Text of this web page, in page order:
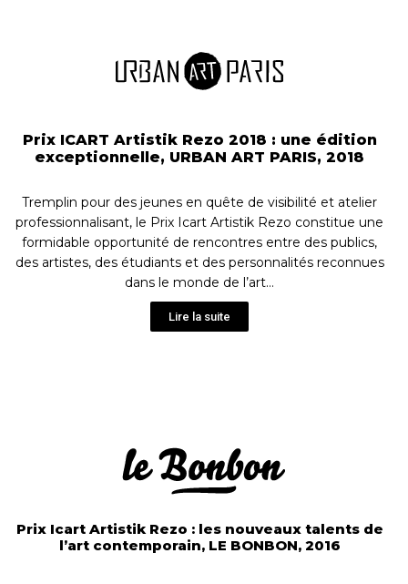
Prix ICART Artistik Rezo 2018 : une édition
exceptionnelle, URBAN ART PARIS, 2018
Tremplin pour des jeunes en quête de visibilité et atelier
professionnalisant, le Prix Icart Artistik Rezo constitue une
formidable opportunité de rencontres entre des publics,
des artistes, des étudiants et des personnalités reconnues
dans le monde de l’art…
Lire la suite
Prix Icart Artistik Rezo : les nouveaux talents de
l’art contemporain, LE BONBON, 2016